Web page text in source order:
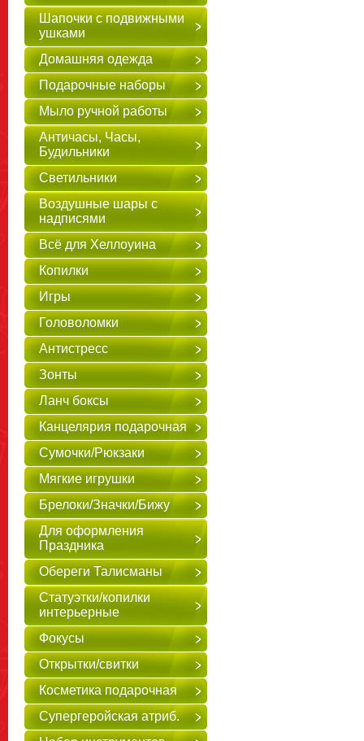
Шапочки с подвижными
ушками
Домашняя одежда
Подарочные наборы
Мыло ручной работы
Античасы, Часы,
Будильники
Светильники
Воздушные шары с
надписями
Всё для Хеллоуина
Копилки
Игры
Головоломки
Антистресс
Зонты
Ланч боксы
Канцелярия подарочная
Сумочки/Рюкзаки
Мягкие игрушки
Брелоки/Значки/Бижу
Для оформления
Праздника
Обереги Талисманы
Статуэтки/копилки
интерьерные
Фокусы
Открытки/свитки
Косметика подарочная
Супергеройская атриб.